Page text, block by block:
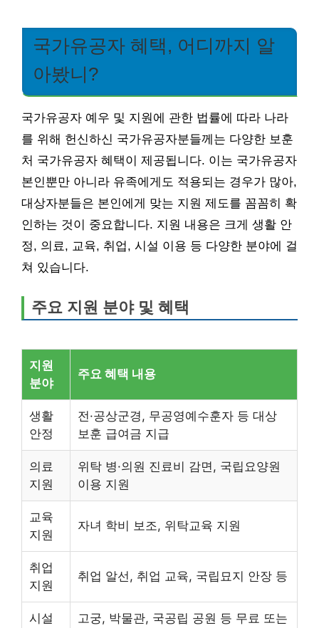
국가유공자 혜택, 어디까지 알
아봤니?
국가유공자 예우 및 지원에 관한 법률에 따라 나라
를 위해 헌신하신 국가유공자분들께는 다양한 보훈
처 국가유공자 혜택이 제공됩니다. 이는 국가유공자
본인뿐만 아니라 유족에게도 적용되는 경우가 많아,
대상자분들은 본인에게 맞는 지원 제도를 꼼꼼히 확
인하는 것이 중요합니다. 지원 내용은 크게 생활 안
정, 의료, 교육, 취업, 시설 이용 등 다양한 분야에 걸
쳐 있습니다.
주요 지원 분야 및 혜택
지원
분야
주요 혜택 내용
생활
안정
전·공상군경, 무공영예수훈자 등 대상
보훈 급여금 지급
의료
지원
위탁 병·의원 진료비 감면, 국립요양원
이용 지원
교육
지원
자녀 학비 보조, 위탁교육 지원
취업
지원
취업 알선, 취업 교육, 국립묘지 안장 등
시설
고궁, 박물관, 국공립 공원 등 무료 또는